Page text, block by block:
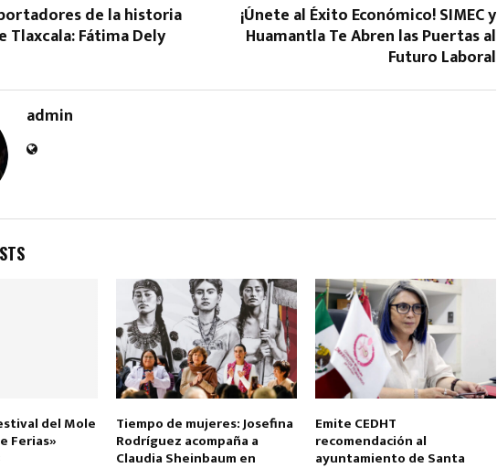
de la historia
Tlaxcala: Fátima Dely
¡Únete al Éxito Económico! SIMEC y
Huamantla Te Abren las Puertas al
Futuro Laboral
admin
del Mole
Ferias»
Tiempo de mujeres: Josefina
Rodríguez acompaña a
Claudia Sheinbaum en
Emite CEDHT
recomendación al
ayuntamiento de Santa